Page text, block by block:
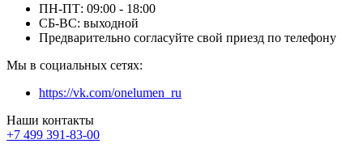
ПН-ПТ: 09:00 - 18:00
СБ-ВС: выходной
Предварительно согласуйте свой приезд по телефону
Мы в социальных сетях:
https://vk.com/onelumen_ru
Наши контакты
+7 499 391-83-00